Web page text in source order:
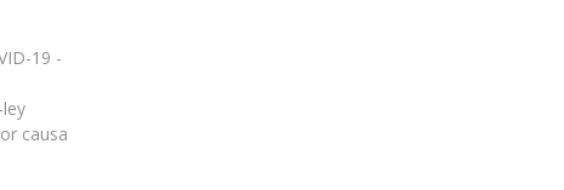
19 -
causa